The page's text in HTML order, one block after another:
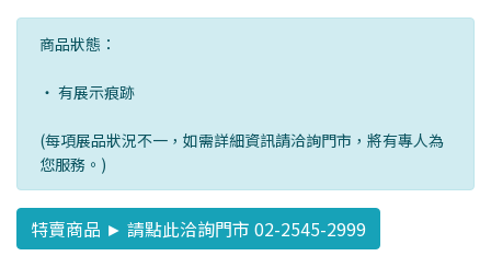
商品狀態：
・ 有展示痕跡
(每項展品狀況不一，如需詳細資訊請洽詢門市，將有專人為
您服務。)
特賣商品 ► 請點此洽詢門市 02-2545-2999